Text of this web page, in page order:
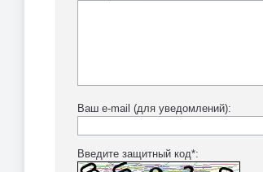
Ваш e-mail (для уведомлений):
Введите защитный код*: